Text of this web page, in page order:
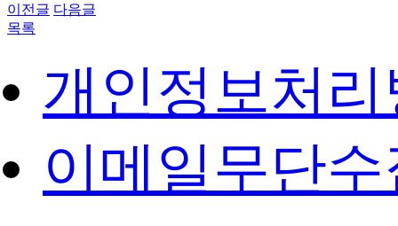
이전글 다음글
목록
개인정보처
이메일무단